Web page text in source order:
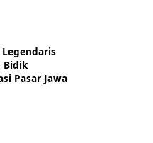
Bidik
Pasar Jawa